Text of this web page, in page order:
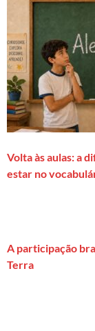
Volta às aulas: a
estar no
A participação
Terra